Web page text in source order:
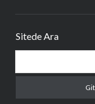
Menü
Sitede Ara